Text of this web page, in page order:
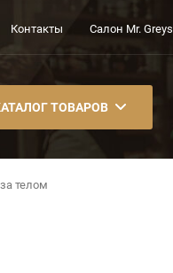
Контакты Салон Mr. Greys
ТОВАРОВ
телом